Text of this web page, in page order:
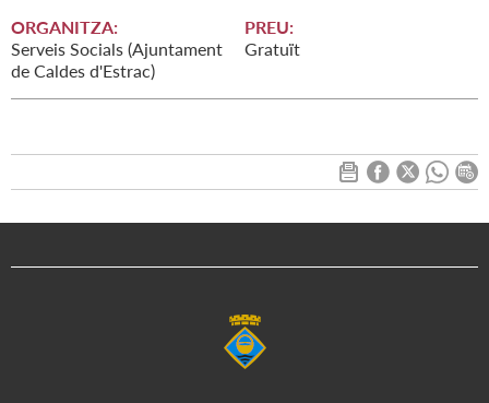
ORGANITZA:
Serveis Socials (Ajuntament
de Caldes d'Estrac)
PREU:
Gratuït